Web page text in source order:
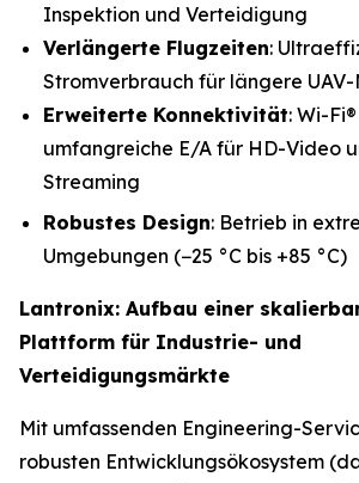
Inspektion und Verteidigung
Verlängerte Flugzeiten:
Stromverbrauch für längere UAV-
Erweiterte Konnektivität: Wi-
umfangreiche E/A für HD-Video
Streaming
Robustes Design: Betrieb in
Umgebungen (−25 °C bis +85 °C)
Lantronix: Aufbau einer
Plattform für Industrie- und
Verteidigungsmärkte
Mit umfassenden Engineering-
robusten Entwicklungsökosystem